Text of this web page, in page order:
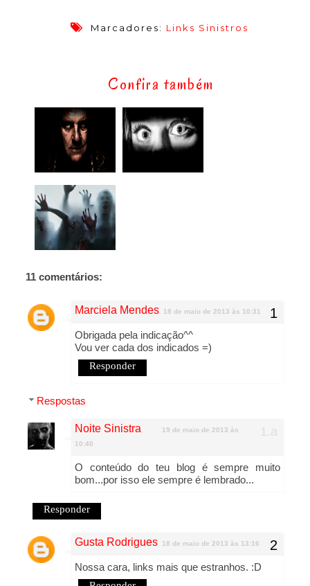
Marcadores: Links Sinistros
Confira também
11 comentários:
Marciela Mendes 18 de maio de 2013 às 10:31
Obrigada pela indicação^^
Vou ver cada dos indicados =)
Responder
Respostas
Noite Sinistra
19 de maio de 2013 às
10:40
O conteúdo do teu blog é sempre muito
bom...por isso ele sempre é lembrado...
Responder
Gusta Rodrigues 18 de maio de 2013 às 13:16
Nossa cara, links mais que estranhos. :D